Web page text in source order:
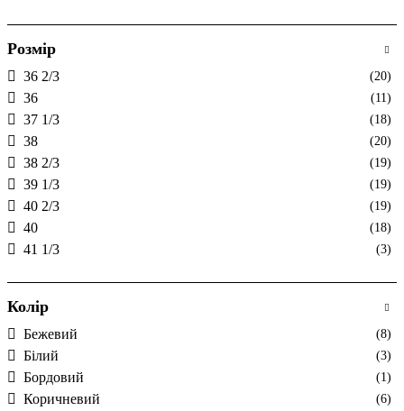
Розмір
36 2/3 (20)
36 (11)
37 1/3 (18)
38 (20)
38 2/3 (19)
39 1/3 (19)
40 2/3 (19)
40 (18)
41 1/3 (3)
Колір
Бежевий (8)
Білий (3)
Бордовий (1)
Коричневий (6)